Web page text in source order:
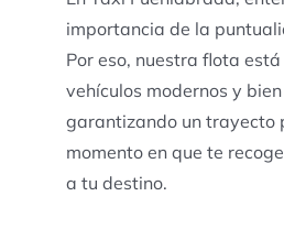
importancia de la
Por eso, nuestra flota
vehículos modernos y
garantizando un trayecto
momento en que te
a tu destino.